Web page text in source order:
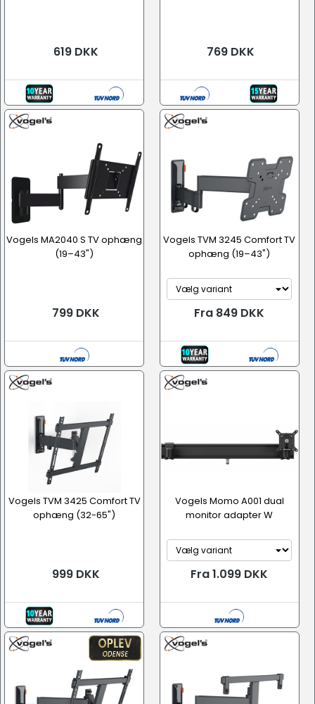
619 DKK 769 DKK
Vogels MA2040 S TV ophæng
(19–43")
799 DKK
Vogels TVM 3245 Comfort TV
ophæng (19–43")
Fra 849 DKK
Vogels TVM 3425 Comfort TV
ophæng (32-65")
999 DKK
Vogels Momo A001 dual
monitor adapter W
Fra 1.099 DKK